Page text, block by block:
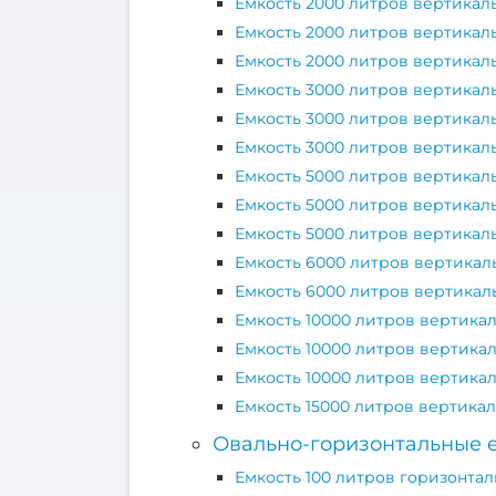
Емкость 2000 литров
Емкость 2000 литров
Емкость 3000 литров
Емкость 3000 литров
Емкость 3000 литров
Емкость 5000 литров
Емкость 5000 литров
Емкость 5000 литров
Емкость 6000 литров
Емкость 6000 литров
Емкость 10000 литров
Емкость 10000 литров
Емкость 10000 литров
Емкость 15000 литров
Овально-горизонтальные
Емкость 100 литров